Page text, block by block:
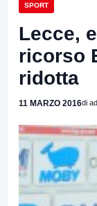
SPORT
Lecce,
ricorso
ridotta
11 MARZO 2016di